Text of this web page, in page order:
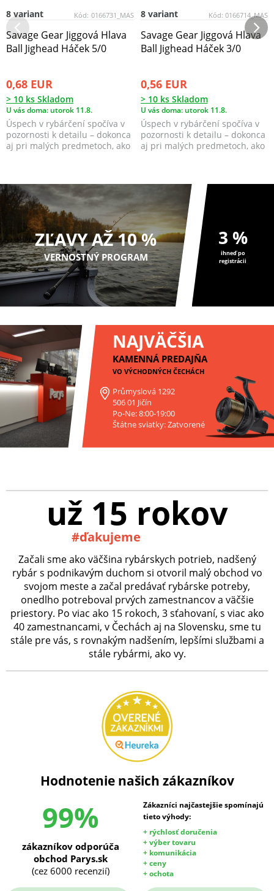
Kód: 0166731_MAS
8 variant
Savage Gear Jiggová Hlava
Ball Jighead Háček 5/0
0,68 EUR
> 10 ks Skladom
U vás doma: utorok 11.8.
Úspech v rybárčení spočíva v
pozornosti k detailu – dokonca
aj pri malých predmetoch, ako
Kód: 0166714_MAS
8 variant
Savage Gear Jiggová Hlava
Ball Jighead Háček 3/0
0,56 EUR
> 10 ks Skladom
U vás doma: utorok 11.8.
Úspech v rybárčení spočíva v
pozornosti k detailu – dokonca
aj pri malých predmetoch, ako
ZĽAVY AŽ 10 %
VERNOSTNÝ PROGRAM
3 %
ihneď po
registrácii
NAJVÄČŠIA
KAMENNÁ PREDAJŇA
VO VÝCHODNÝCH ČECHÁCH
Průmyslová 1292
506 01 Jičín
Po-Ne: 8:00-19:00
Štátne sviatky: Zatvorené
už 15 rokov
#ďakujeme
Začali sme ako väčšina rybárskych potrieb, nadšený
rybár s podnikavým duchom si otvoril malý obchod vo
svojom meste a začal predávať rybárske potreby,
onedlho potreboval prvých zamestnancov a väčšie
priestory. Po viac ako 15 rokoch, 3 sťahovaní, s viac ako
40 zamestnancami, v Čechách aj na Slovensku, sme tu
stále pre vás, s rovnakým nadšením, lepšími službami a
stále rybármi, ako vy.
Hodnotenie našich zákazníkov
99%
Zákazníci najčastejšie spomínajú
tieto výhody:
+ rýchlosť doručenia
+ výber tovaru
+ komunikácia
+ ceny
+ ochota
zákazníkov odporúča
obchod Parys.sk
(cez 6000 recenzií)